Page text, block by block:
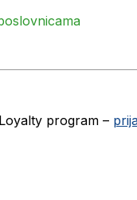
program –